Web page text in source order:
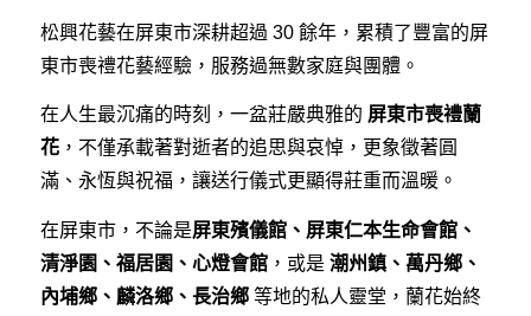
松興花藝在屏東市深耕超過 30 餘年，累積了豐富的屏
東市喪禮花藝經驗，服務過無數家庭與團體。
在人生最沉痛的時刻，一盆莊嚴典雅的 屏東市喪禮蘭
花，不僅承載著對逝者的追思與哀悼，更象徵著圓
滿、永恆與祝福，讓送行儀式更顯得莊重而溫暖。
在屏東市，不論是屏東殯儀館、屏東仁本生命會館、
清淨園、福居園、心燈會館，或是 潮州鎮、萬丹鄉、
內埔鄉、麟洛鄉、長治鄉等地的私人靈堂，蘭花始終